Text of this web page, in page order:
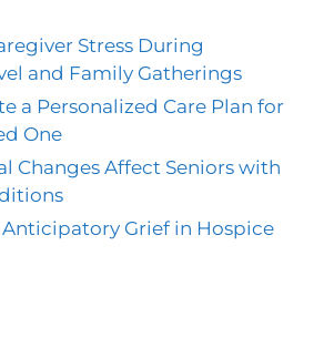
Stress During
and Family Gatherings
a Personalized Care Plan for
One
Changes Affect Seniors with
Grief in Hospice